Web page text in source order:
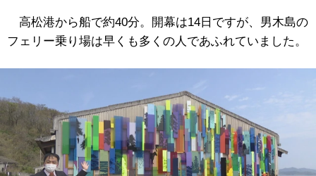
高松港から船で約40分。開幕は14日ですが、男木島の
フェリー乗り場は早くも多くの人であふれていました。